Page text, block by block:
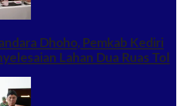
Dhoho, Pemkab Kediri
Lahan Dua Ruas Tol